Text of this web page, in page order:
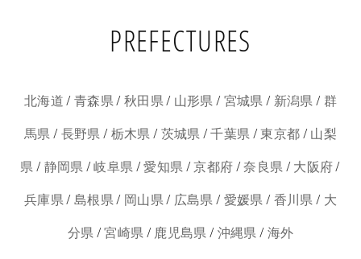
PREFECTURES
北海道 / 青森県/ 秋田県/ 山形県 / 宮城県 / 新潟県 / 群
馬県 / 長野県 / 栃木県 / 茨城県 /千葉県 /東京都 / 山梨
県 / 静岡県 /岐阜県 /愛知県 /京都府 /奈良県 / 大阪府/
兵庫県/ 島根県/ 岡山県/ 広島県 / 愛媛県 / 香川県 / 大
分県 /宮崎県 / 鹿児島県 / 沖縄県 / 海外